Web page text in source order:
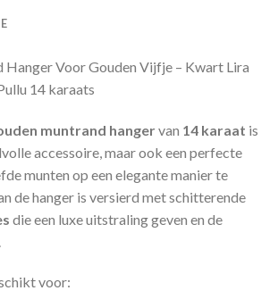
Hanger Voor Gouden Vijfje – Kwart Lira
14 karaats
muntrand hangervan 14 karaat is
accessoire, maar ook een perfecte
munten op een elegante manier te
de hanger is versierd met schitterende
die een luxe uitstraling geven en de
voor: